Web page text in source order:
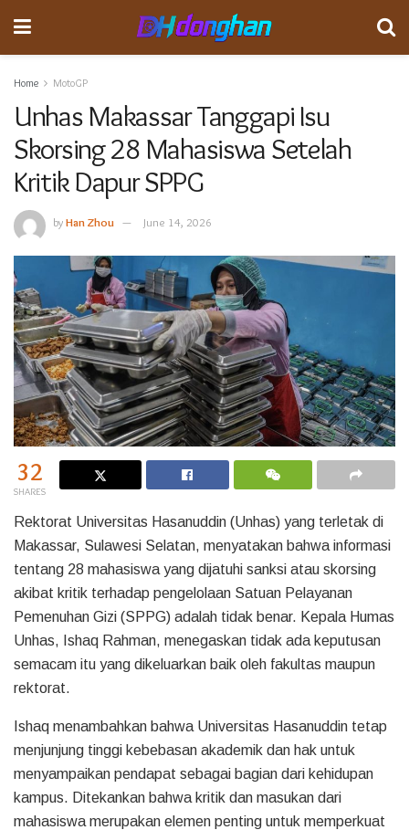
Home MotoGP
Unhas Makassar Tanggapi Isu
Skorsing 28 Mahasiswa Setelah
Kritik Dapur SPPG
byHan Zhou June 14, 2026
32
SHARES
Rektorat Universitas Hasanuddin (Unhas) yang terletak di
Makassar, Sulawesi Selatan, menyatakan bahwa informasi
tentang 28 mahasiswa yang dijatuhi sanksi atau skorsing
akibat kritik terhadap pengelolaan Satuan Pelayanan
Pemenuhan Gizi (SPPG) adalah tidak benar. Kepala Humas
Unhas, Ishaq Rahman, menegaskan tidak ada keputusan
semacam itu yang dikeluarkan baik oleh fakultas maupun
rektorat.
Ishaq menambahkan bahwa Universitas Hasanuddin tetap
menjunjung tinggi kebebasan akademik dan hak untuk
menyampaikan pendapat sebagai bagian dari kehidupan
kampus. Ditekankan bahwa kritik dan masukan dari
mahasiswa merupakan elemen penting untuk memperkuat